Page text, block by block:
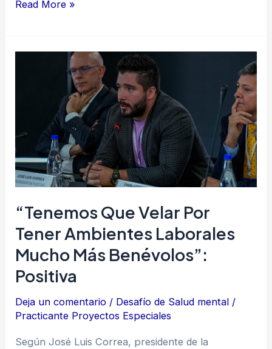
Read More »
“Tenemos Que Velar Por
Tener Ambientes Laborales
Mucho Más Benévolos”:
Positiva
Deja un comentario / Desafío de Salud mental /
Practicante Proyectos Especiales
Según José Luis Correa, presidente de la
tener
ambientes
laborales
mucho
más
Positiva